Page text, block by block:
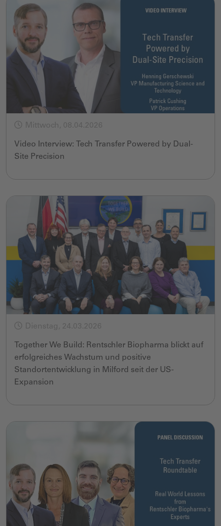
Video Interview: Tech Transfer Powered by Dual-
Site Precision
Together We Build: Rentschler Biopharma blickt auf
erfolgreiches Wachstum und positive
Standortentwicklung in Milford seit der US-
Expansion